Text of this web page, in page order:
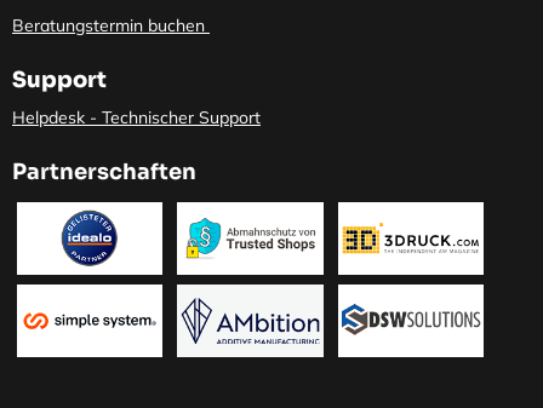
Beratungstermin buchen
Support
Helpdesk - Technischer Support
Partnerschaften